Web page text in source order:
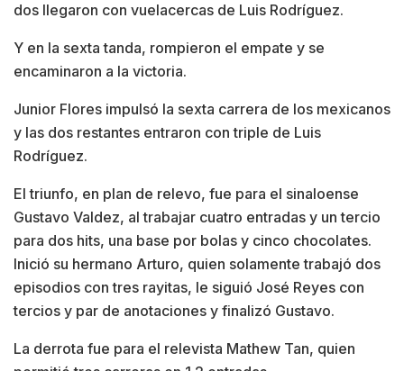
dos llegaron con vuelacercas de Luis Rodríguez.
Y en la sexta tanda, rompieron el empate y se
encaminaron a la victoria.
Junior Flores impulsó la sexta carrera de los mexicanos
y las dos restantes entraron con triple de Luis
Rodríguez.
El triunfo, en plan de relevo, fue para el sinaloense
Gustavo Valdez, al trabajar cuatro entradas y un tercio
para dos hits, una base por bolas y cinco chocolates.
Inició su hermano Arturo, quien solamente trabajó dos
episodios con tres rayitas, le siguió José Reyes con
tercios y par de anotaciones y finalizó Gustavo.
La derrota fue para el relevista Mathew Tan, quien